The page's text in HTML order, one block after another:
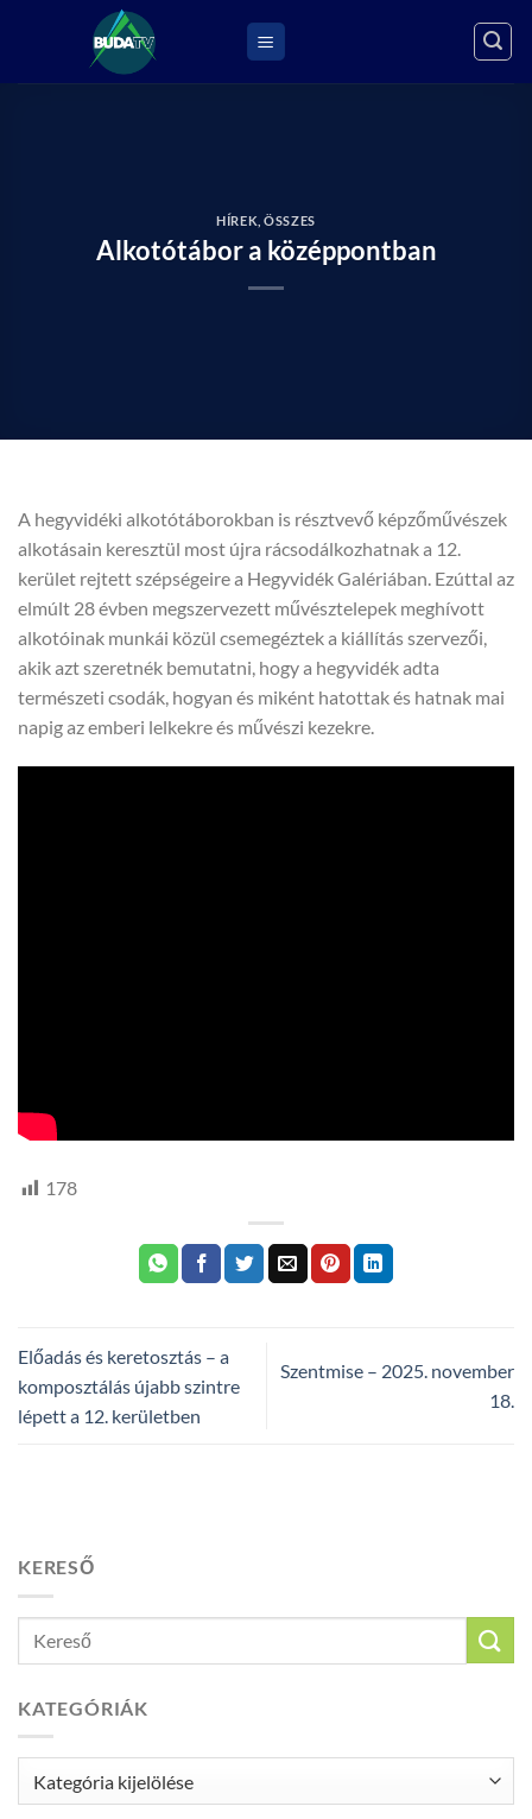
HÍREK ,ÖSSZES
Alkotótábor a középpontban
A hegyvidéki alkotótáborokban is résztvevő képzőművészek
alkotásain keresztül most újra rácsodálkozhatnak a 12.
kerület rejtett szépségeire a Hegyvidék Galériában. Ezúttal az
elmúlt 28 évben megszervezett művésztelepek meghívott
alkotóinak munkái közül csemegéztek a kiállítás szervezői,
akik azt szeretnék bemutatni, hogy a hegyvidék adta
természeti csodák, hogyan és miként hatottak és hatnak mai
napig az emberi lelkekre és művészi kezekre.
178
Előadás és keretosztás – a
komposztálás újabb szintre
lépett a 12. kerületben
Szentmise – 2025. november
18.
KERESŐ
KATEGÓRIÁK